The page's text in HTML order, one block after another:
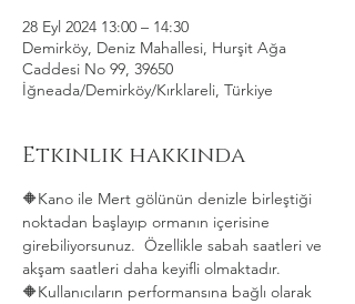
28 Eyl 2024 13:00 – 14:30
Demirköy, Deniz Mahallesi, Hurşit Ağa
Caddesi No 99, 39650
İğneada/Demirköy/Kırklareli, Türkiye
Etkinlik hakkında
🔶Kano ile Mert gölünün denizle birleştiği
noktadan başlayıp ormanın içerisine
girebiliyorsunuz.  Özellikle sabah saatleri ve
akşam saatleri daha keyifli olmaktadır.
🔶Kullanıcıların performansına bağlı olarak